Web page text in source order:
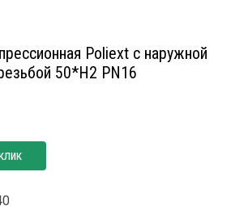
Poliext с наружной
50*Н2 PN16